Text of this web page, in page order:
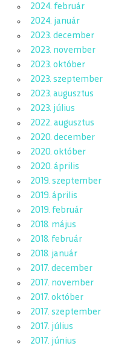
2024. február
2024. január
2023. december
2023. november
2023. október
2023. szeptember
2023. augusztus
2023. július
2022. augusztus
2020. december
2020. október
2020. április
2019. szeptember
2019. április
2019. február
2018. május
2018. február
2018. január
2017. december
2017. november
2017. október
2017. szeptember
2017. július
2017. június